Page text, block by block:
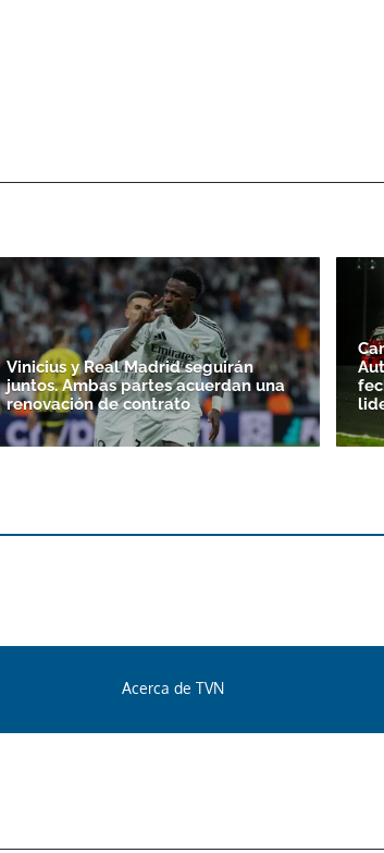
Vinicius y Real Madrid seguirán
juntos. Ambas partes acuerdan una
renovación de contrato
Acerca de TVN